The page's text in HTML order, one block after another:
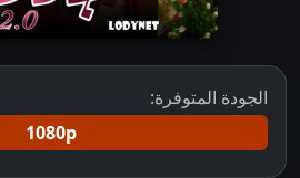
الجودة المتوفرة:
1080p